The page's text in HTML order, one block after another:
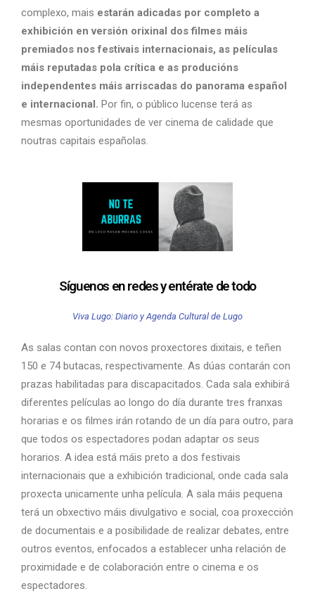
complexo, mais estarán adicadas por completo a
exhibición en versión orixinal dos filmes máis
premiados nos festivais internacionais, as películas
máis reputadas pola crítica e as producións
independentes máis arriscadas do panorama español
e internacional. Por fin, o público lucense terá as
mesmas oportunidades de ver cinema de calidade que
noutras capitais españolas.
Síguenos en redes y entérate de todo
Viva Lugo: Diario y Agenda Cultural de Lugo
As salas contan con novos proxectores dixitais, e teñen
150 e 74 butacas, respectivamente. As dúas contarán con
prazas habilitadas para discapacitados. Cada sala exhibirá
diferentes películas ao longo do día durante tres franxas
horarias e os filmes irán rotando de un día para outro, para
que todos os espectadores podan adaptar os seus
horarios. A idea está máis preto a dos festivais
internacionais que a exhibición tradicional, onde cada sala
proxecta unicamente unha película. A sala máis pequena
terá un obxectivo máis divulgativo e social, coa proxección
de documentais e a posibilidade de realizar debates, entre
outros eventos, enfocados a establecer unha relación de
proximidade e de colaboración entre o cinema e os
espectadores.